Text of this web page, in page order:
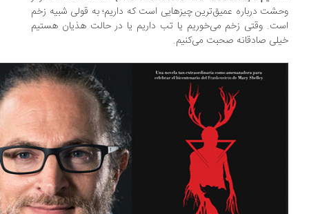
درباره عمیق‌ترین چیزهایی است که داریم؛ به قولی شبیه زخم
وقتی زخم می‌خوریم یا تب داریم یا در حالت هذیان هستیم
صادقانه صحبت می‌کنیم.